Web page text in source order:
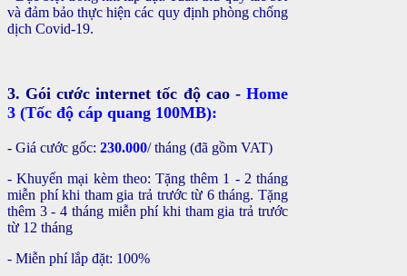
và đảm bảo thực hiện các quy định phòng chống
dịch Covid-19.
3. Gói cước internet tốc độ cao -Home
3 (Tốc độ cáp quang 100MB):
- Giá cước gốc: 230.000/ tháng (đã gồm VAT)
- Khuyến mại kèm theo: Tặng thêm 1 - 2 tháng
miễn phí khi tham gia trả trước từ 6 tháng. Tặng
thêm 3 - 4 tháng miễn phí khi tham gia trả trước
từ 12 tháng
- Miễn phí lắp đặt: 100%